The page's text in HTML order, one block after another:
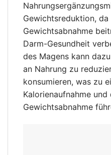
Gewichtsreduktion, da
Gewichtsabnahme
Darm-Gesundheit
des Magens kann
an Nahrung zu
konsumieren, was zu
Kalorienaufnahme
Gewichtsabnahme